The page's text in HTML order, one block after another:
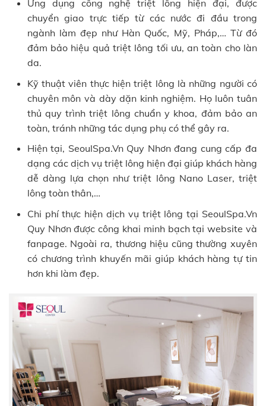
Ứng dụng công nghệ triệt lông hiện đại, được
chuyển giao trực tiếp từ các nước đi đầu trong
ngành làm đẹp như Hàn Quốc, Mỹ, Pháp,… Từ đó
đảm bảo hiệu quả triệt lông tối ưu, an toàn cho làn
da.
Kỹ thuật viên thực hiện triệt lông là những người có
chuyên môn và dày dặn kinh nghiệm. Họ luôn tuân
thủ quy trình triệt lông chuẩn y khoa, đảm bảo an
toàn, tránh những tác dụng phụ có thể gây ra.
Hiện tại, SeoulSpa.Vn Quy Nhơn đang cung cấp đa
dạng các dịch vụ triệt lông hiện đại giúp khách hàng
dễ dàng lựa chọn như triệt lông Nano Laser, triệt
lông toàn thân,…
Chi phí thực hiện dịch vụ triệt lông tại SeoulSpa.Vn
Quy Nhơn được công khai minh bạch tại website và
fanpage. Ngoài ra, thương hiệu cũng thường xuyên
có chương trình khuyến mãi giúp khách hàng tự tin
hơn khi làm đẹp.